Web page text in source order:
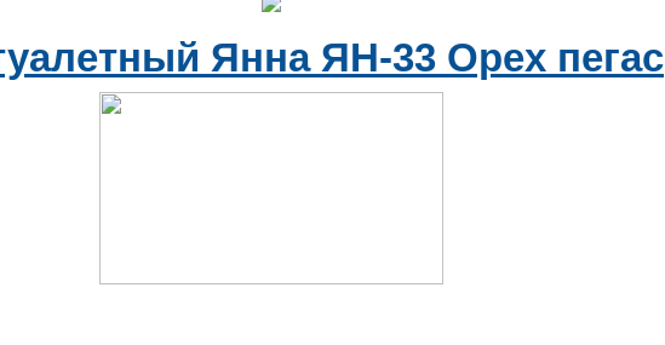
Янна ЯН-33 Орех пегас